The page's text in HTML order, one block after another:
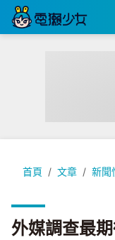
首頁 文章 新聞
外媒調查最期待
外媒調查最